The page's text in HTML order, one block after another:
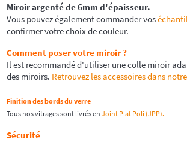
Miroir argenté de 6mm d'épaisseur.
Vous pouvez également commander vos
confirmer votre choix de couleur.
Comment poser votre miroir ?
Il est recommandé d'utiliser une colle miroir
des miroirs. Retrouvez les accessoires dans
Finition des bords du verre
Tous nos vitrages sont livrés enJoint Plat Poli (JPP).
Sécurité